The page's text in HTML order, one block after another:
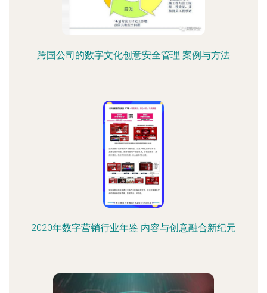
跨国公司的数字文化创意安全管理 案例与方法
2020年数字营销行业年鉴 内容与创意融合新纪元